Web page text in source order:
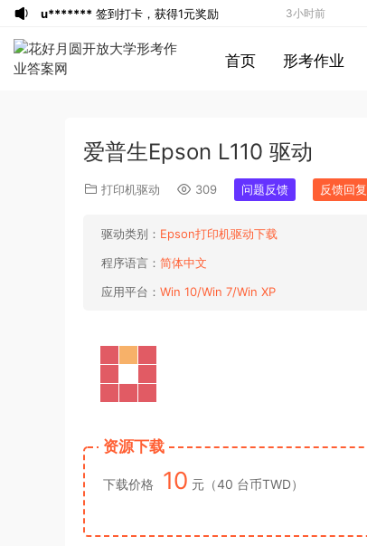
首页 形考作业
爱普生Epson L110 驱动
打印机驱动 309 问题反馈 反馈回复
驱动类别： Epson打印机驱动下载
程序语言： 简体中文
应用平台： Win 10/Win 7/Win XP
资源下载
下载价格 10 元（40 台币TWD）
u******* 签到打卡，获得1元奖励 3小时前
u*******签到打卡，获得1元奖励
游客下载了资源
2016年重庆市公务员考
3小时前
u*******登录了本站 5小时前
5小时前
5小时前
登录了本站
登录了本站
下载了资源2013年921公务员考试
登录了本站
员考试《行测》真题答案及解析